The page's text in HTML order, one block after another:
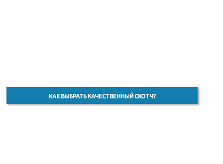
КАК ВЫБРАТЬ КАЧЕСТВЕННЫЙ СКОТЧ?